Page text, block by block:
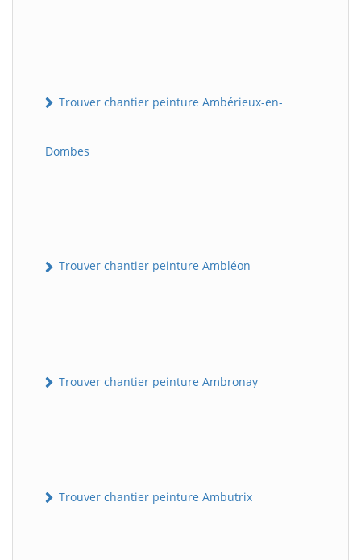
Trouver chantier peinture Ambérieux-en-
Dombes
Trouver chantier peinture Ambléon
Trouver chantier peinture Ambronay
Trouver chantier peinture Ambutrix